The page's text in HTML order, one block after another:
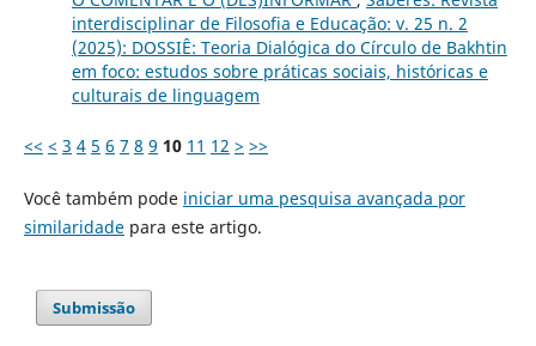
interdisciplinar de Filosofia e Educação: v. 25 n. 2
(2025): DOSSIÊ: Teoria Dialógica do Círculo de Bakhtin
em foco: estudos sobre práticas sociais, históricas e
culturais de linguagem
<< < 3 4 5 6 7 8 9 10 11 12 > >>
Você também pode iniciar uma pesquisa avançada por
similaridadepara este artigo.
Submissão